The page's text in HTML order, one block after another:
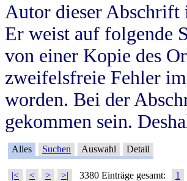
Autor dieser
Er weist auf folgende
von einer Kopie des
zweifelsfreie Fehler
worden. Bei der
gekommen sein.
Alles Suchen Auswahl Detail
|< < > >| 3380 Einträge gesamt: 1